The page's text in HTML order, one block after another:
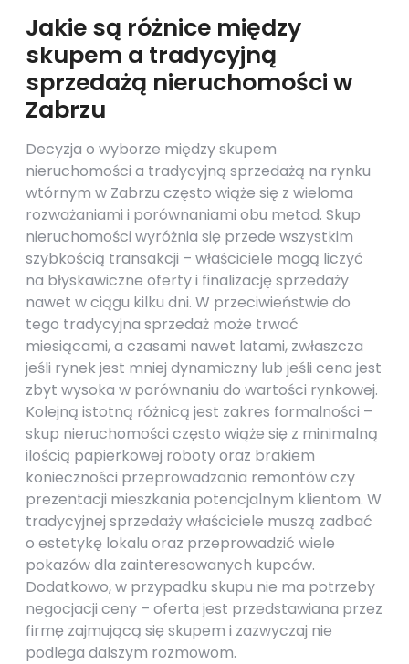
Jakie są różnice między
skupem a tradycyjną
sprzedażą nieruchomości w
Zabrzu
Decyzja o wyborze między skupem
nieruchomości a tradycyjną sprzedażą na rynku
wtórnym w Zabrzu często wiąże się z wieloma
rozważaniami i porównaniami obu metod. Skup
nieruchomości wyróżnia się przede wszystkim
szybkością transakcji – właściciele mogą liczyć
na błyskawiczne oferty i finalizację sprzedaży
nawet w ciągu kilku dni. W przeciwieństwie do
tego tradycyjna sprzedaż może trwać
miesiącami, a czasami nawet latami, zwłaszcza
jeśli rynek jest mniej dynamiczny lub jeśli cena jest
zbyt wysoka w porównaniu do wartości rynkowej.
Kolejną istotną różnicą jest zakres formalności –
skup nieruchomości często wiąże się z minimalną
ilością papierkowej roboty oraz brakiem
konieczności przeprowadzania remontów czy
prezentacji mieszkania potencjalnym klientom. W
tradycyjnej sprzedaży właściciele muszą zadbać
o estetykę lokalu oraz przeprowadzić wiele
pokazów dla zainteresowanych kupców.
Dodatkowo, w przypadku skupu nie ma potrzeby
negocjacji ceny – oferta jest przedstawiana przez
firmę zajmującą się skupem i zazwyczaj nie
podlega dalszym rozmowom.